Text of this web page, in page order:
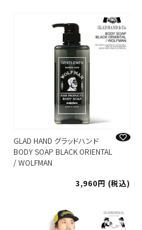
GLAD HAND グラッドハンド
BODY SOAP BLACK ORIENTAL
/ WOLFMAN
3,960
税込